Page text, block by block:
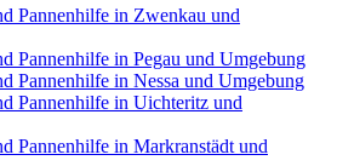
Pannenhilfe in Zwenkau und
Pannenhilfe in Pegau und Umgebung
Pannenhilfe in Nessa und Umgebung
Pannenhilfe in Uichteritz und
Pannenhilfe in Markranstädt und